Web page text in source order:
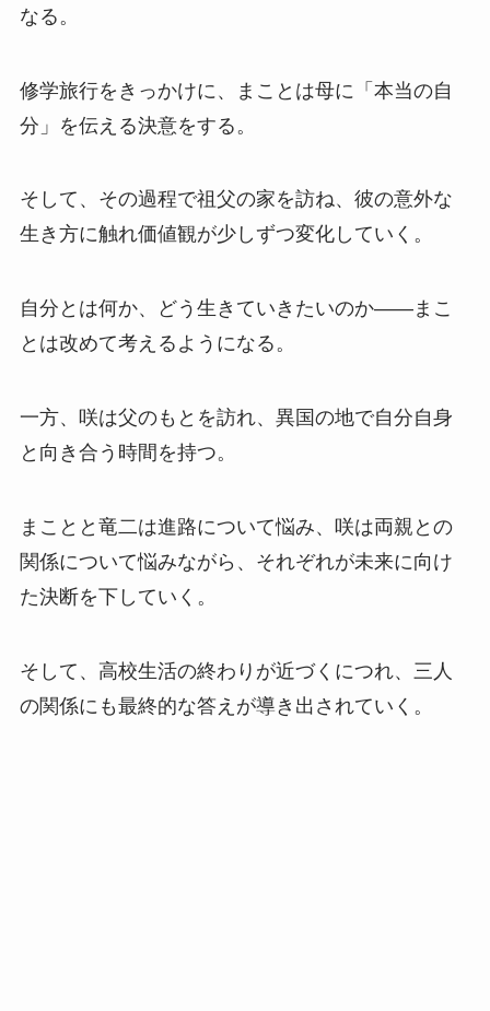
なる。
修学旅行をきっかけに、まことは母に「本当の自
分」を伝える決意をする。
そして、その過程で祖父の家を訪ね、彼の意外な
生き方に触れ価値観が少しずつ変化していく。
自分とは何か、どう生きていきたいのか――まこ
とは改めて考えるようになる。
一方、咲は父のもとを訪れ、異国の地で自分自身
と向き合う時間を持つ。
まことと竜二は進路について悩み、咲は両親との
関係について悩みながら、それぞれが未来に向け
た決断を下していく。
そして、高校生活の終わりが近づくにつれ、三人
の関係にも最終的な答えが導き出されていく。